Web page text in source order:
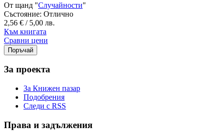
От щанд "Случайности"
Състояние: Отлично
2,56 € / 5,00 лв.
Към книгата
Сравни цени
За проекта
За Книжен пазар
Подобрения
Следи с RSS
Права и задължения